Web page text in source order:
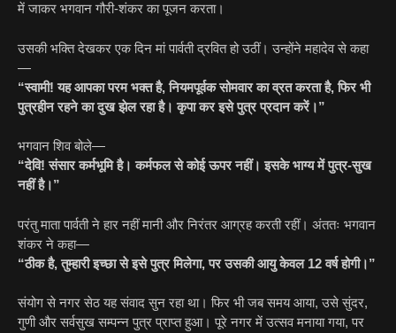
में जाकर भगवान गौरी-शंकर का पूजन करता।
उसकी भक्ति देखकर एक दिन मां पार्वती द्रवित हो उठीं। उन्होंने महादेव से कहा
—
“स्वामी! यह आपका परम भक्त है, नियमपूर्वक सोमवार का व्रत करता है, फिर भी
पुत्रहीन रहने का दुख झेल रहा है। कृपा कर इसे पुत्र प्रदान करें।”
भगवान शिव बोले—
“देवि! संसार कर्मभूमि है। कर्मफल से कोई ऊपर नहीं। इसके भाग्य में पुत्र-सुख
नहीं है।”
परंतु माता पार्वती ने हार नहीं मानी और निरंतर आग्रह करती रहीं। अंततः भगवान
शंकर ने कहा—
“ठीक है, तुम्हारी इच्छा से इसे पुत्र मिलेगा, पर उसकी आयु केवल 12 वर्ष होगी।”
संयोग से नगर सेठ यह संवाद सुन रहा था। फिर भी जब समय आया, उसे सुंदर,
गुणी और सर्वसुख सम्पन्न पुत्र प्राप्त हुआ। पूरे नगर में उत्सव मनाया गया, पर